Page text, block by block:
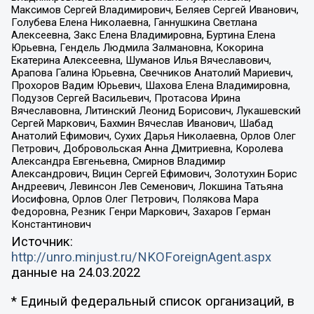
Максимов Сергей Владимирович, Беляев Сергей Иванович,
Голубева Елена Николаевна, Ганнушкина Светлана
Алексеевна, Закс Елена Владимировна, Буртина Елена
Юрьевна, Гендель Людмила Залмановна, Кокорина
Екатерина Алексеевна, Шуманов Илья Вячеславович,
Арапова Галина Юрьевна, Свечников Анатолий Мариевич,
Прохоров Вадим Юрьевич, Шахова Елена Владимировна,
Подузов Сергей Васильевич, Протасова Ирина
Вячеславовна, Литинский Леонид Борисович, Лукашевский
Сергей Маркович, Бахмин Вячеслав Иванович, Шабад
Анатолий Ефимович, Сухих Дарья Николаевна, Орлов Олег
Петрович, Добровольская Анна Дмитриевна, Королева
Александра Евгеньевна, Смирнов Владимир
Александрович, Вицин Сергей Ефимович, Золотухин Борис
Андреевич, Левинсон Лев Семенович, Локшина Татьяна
Иосифовна, Орлов Олег Петрович, Полякова Мара
Федоровна, Резник Генри Маркович, Захаров Герман
Константинович
Источник:
http://unro.minjust.ru/NKOForeignAgent.aspx
данные на 24.03.2022
* Единый федеральный список организаций, в